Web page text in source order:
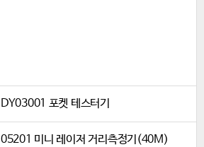
DY03001 포켓 테스터기
05201 미니 레이저 거리측정기(40M)